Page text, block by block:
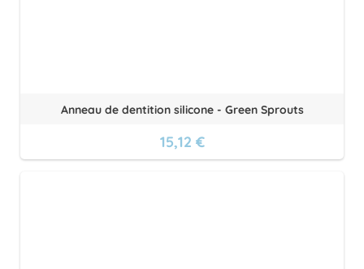
Anneau de dentition silicone - Green Sprouts
15,12 €